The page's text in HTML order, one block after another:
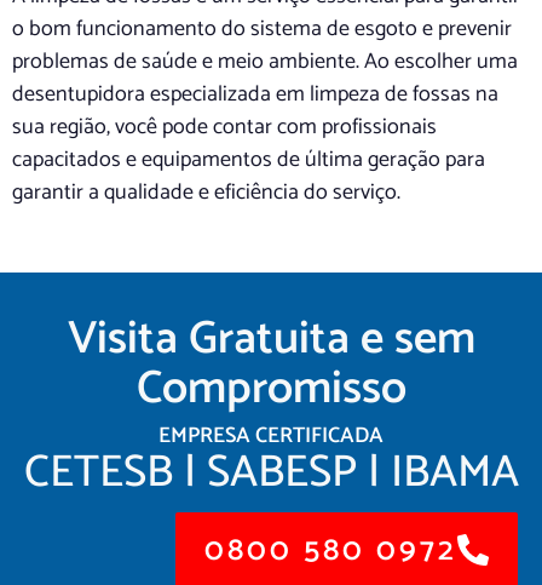
o bom funcionamento do sistema de esgoto e prevenir
problemas de saúde e meio ambiente. Ao escolher uma
desentupidora especializada em limpeza de fossas na
sua região, você pode contar com profissionais
capacitados e equipamentos de última geração para
garantir a qualidade e eficiência do serviço.
Visita Gratuita e sem
Compromisso
EMPRESA CERTIFICADA
CETESB | SABESP | IBAMA
0800 580 0972